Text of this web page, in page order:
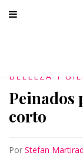
BELLEZA Y
Peinados
corto
Por Stefan